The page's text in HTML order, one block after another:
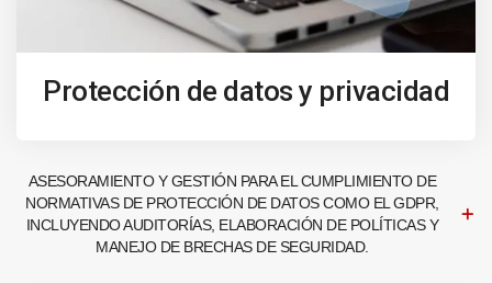
Protección de datos y privacidad
ASESORAMIENTO Y GESTIÓN PARA EL CUMPLIMIENTO DE
NORMATIVAS DE PROTECCIÓN DE DATOS COMO EL GDPR,
INCLUYENDO AUDITORÍAS, ELABORACIÓN DE POLÍTICAS Y
MANEJO DE BRECHAS DE SEGURIDAD.